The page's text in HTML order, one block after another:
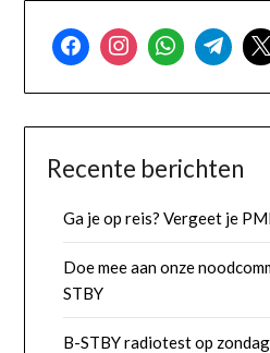
Recente berichten
Ga je op reis? Vergeet je
Doe mee aan onze
STBY
B-STBY radiotest op